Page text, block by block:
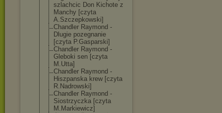
szlachcic Don Kichote z
Manchy [czyta
A.Szczepkowski]
Chandler Raymond -
Dlugie pozegnanie
[czyta P.Gasparski]
Chandler Raymond -
Gleboki sen [czyta
M.Utta]
Chandler Raymond -
Hiszpanska krew [czyta
R.Nadrowski]
Chandler Raymond -
Siostrzyczka [czyta
M.Markiewicz]